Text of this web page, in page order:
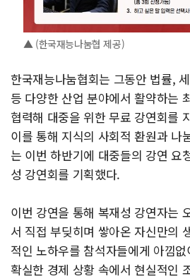
▲ (한국재능나눔협 제공)
한국재능나눔협회는 그동안 법률,
등 다양한 산업 분야에서 활약하는
협력해 대중을 위한 무료 강연회를
이를 통해 지식의 사회적 환원과 나
는 이번 하반기에 대중들의 강연 요
성 강연회를 기획했다.
이번 강연을 통해 복재성 강연자는
서 직접 부딪히며 쌓아온 자신만의
적인 노하우를 참석자들에게 아낌
확실한 경제 상황 속에서 현실적인